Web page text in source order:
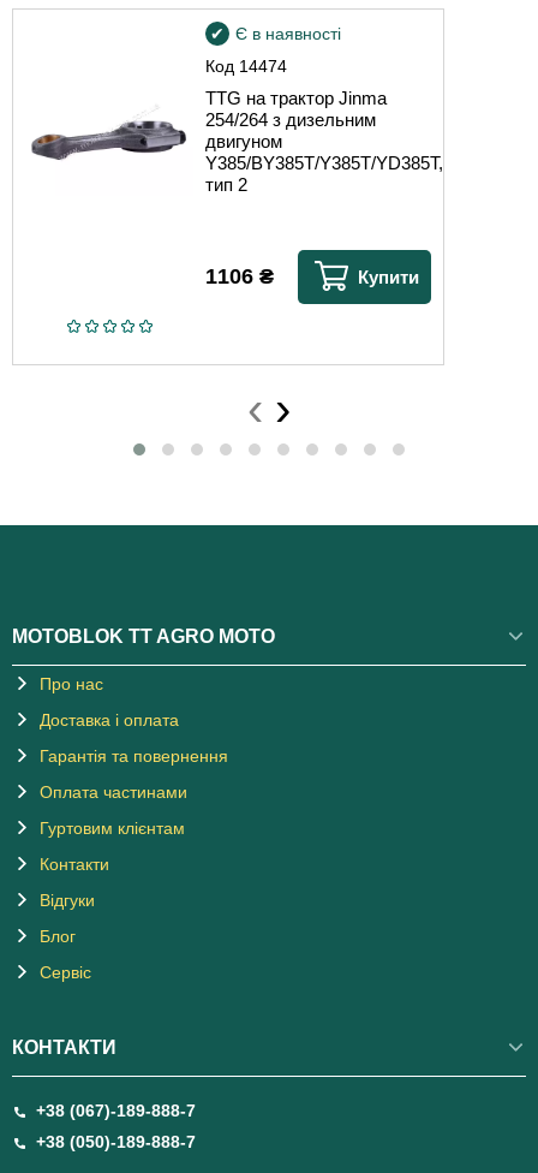
Код 14474
Є в наявності
TTG на трактор Jinma
254/264 з дизельним
двигуном
Y385/BY385T/Y385T/YD385T,
тип 2
1106 ₴ Купити
‹ ›
MOTOBLOK TT AGRO MOTO
Про нас
Доставка і оплата
Гарантія та повернення
Оплата частинами
Гуртовим клієнтам
Контакти
Відгуки
Блог
Сервіс
КОНТАКТИ
+38 (067)-189-888-7
+38 (050)-189-888-7